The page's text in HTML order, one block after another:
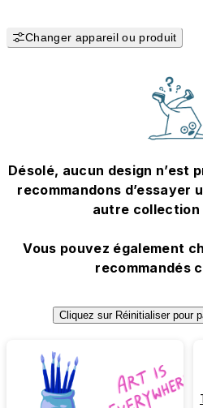
Changer appareil ou produit
Désolé, aucun design n’est
recommandons d’essayer
autre collection
Vous pouvez également
recommandés
Cliquez sur Réinitialiser pour